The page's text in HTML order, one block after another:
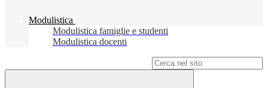
Modulistica
Modulistica famiglie e studenti
Modulistica docenti